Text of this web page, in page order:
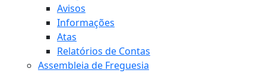
Avisos
Informações
Atas
Relatórios de Contas
Assembleia de Freguesia